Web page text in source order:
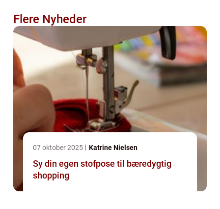
Flere Nyheder
07 oktober 2025 Katrine Nielsen
Sy din egen stofpose til bæredygtig
shopping